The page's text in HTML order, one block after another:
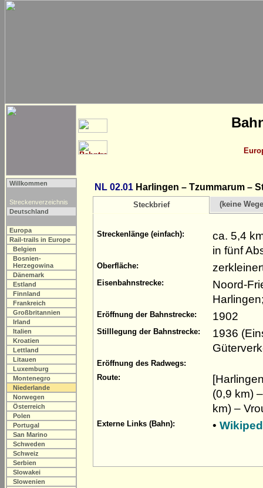
Willkommen
Streckenverzeichnis
Deutschland
Europa
Rail-trails in Europe
Belgien
Bosnien-
Herzegowina
Dänemark
Estland
Finnland
Frankreich
Großbritannien
Irland
Italien
Kroatien
Lettland
Litauen
Luxemburg
Montenegro
Niederlande
Norwegen
Österreich
Polen
Portugal
San Marino
Schweden
Schweiz
Serbien
Slowakei
Slowenien
NL 02.01 Harlingen – Tzummarum –
Steckbrief (keine
Streckenlänge (einfach):
ca. 5,4
in fünf
Oberfläche:
Eisenbahnstrecke:
Noord-
Eröffnung der Bahnstrecke: 1902
Stilllegung der Bahnstrecke:
1936
Eröffnung des Radwegs:
Route:
(0,9 km)
km) –
Externe Links (Bahn): •